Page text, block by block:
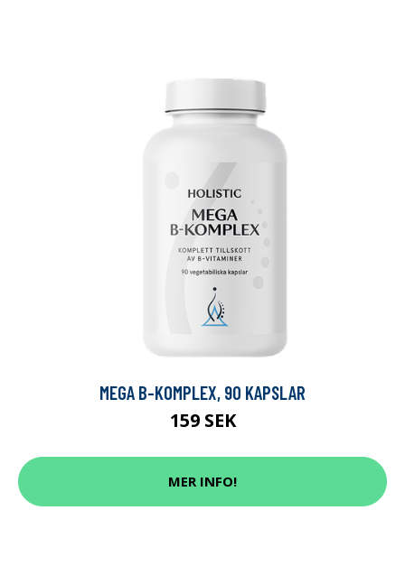
MEGA B-KOMPLEX, 90 KAPSLAR
159 SEK
MER INFO!